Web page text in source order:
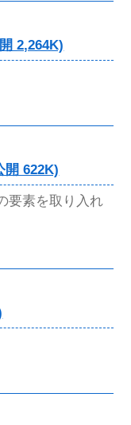
2,264K)
開 622K)
要素を取り入れ